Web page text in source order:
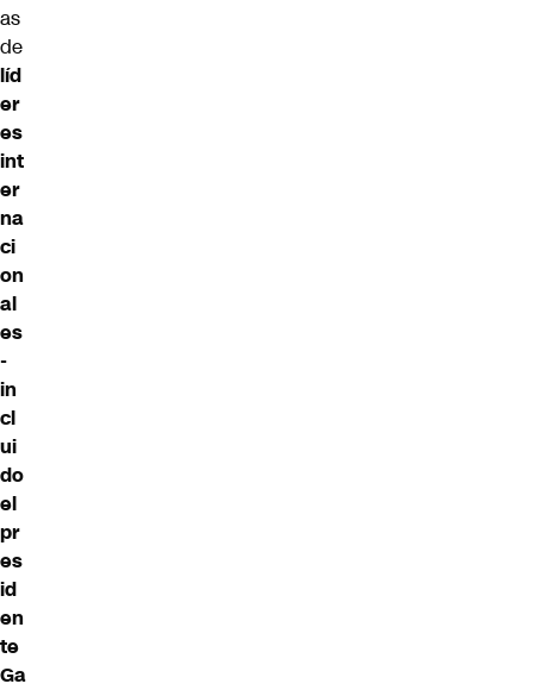
as
de
líd
er
es
int
er
na
ci
on
al
es
-
in
cl
ui
do
el
pr
es
id
en
te
Ga